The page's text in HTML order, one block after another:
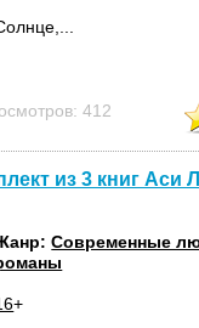
412
из 3 книг
Современные
+